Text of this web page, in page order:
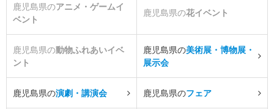
鹿児島県のアニメ・ゲームイ
ベント
鹿児島県の花イベント
鹿児島県の動物ふれあいイベ
ント
鹿児島県の美術展・博物展・
展示会
鹿児島県の演劇・講演会 鹿児島県のフェア